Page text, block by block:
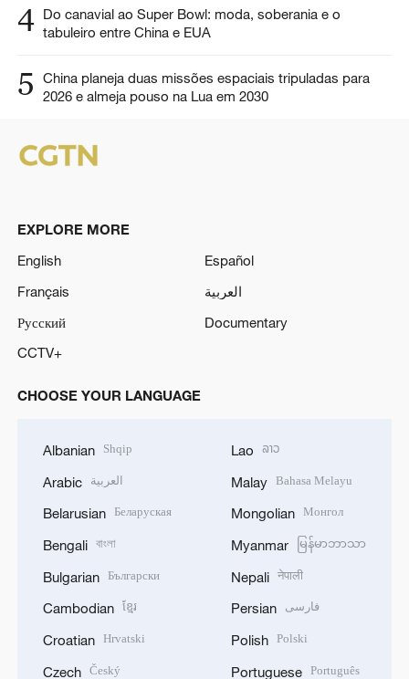
4 Do canavial ao Super Bowl: moda, soberania e o
tabuleiro entre China e EUA
5
China planeja duas missões espaciais tripuladas para
2026 e almeja pouso na Lua em 2030
EXPLORE MORE
English
Español
Français
العربية
Русский
Documentary
CCTV+
CHOOSE YOUR LANGUAGE
Albanian Shqip
Arabic العربية
Belarusian Беларуская
Bengali বাংলা
Bulgarian Български
Cambodian ខ្មែរ
Croatian Hrvatski
Czech Český
Lao ລາວ
Malay Bahasa Melayu
Mongolian Монгол
Myanmar မြန်မာဘာသာ
Nepali नेपाली
Persian فارسی
Polish Polski
Portuguese Português